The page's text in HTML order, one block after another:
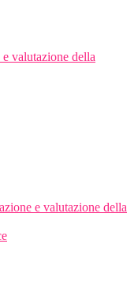
valutazione della
e valutazione della